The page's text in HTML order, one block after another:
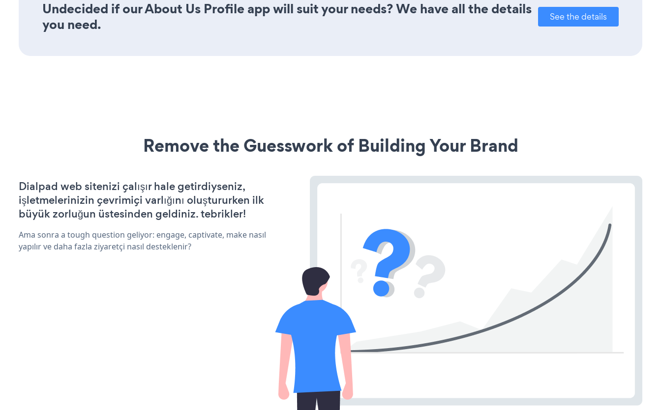
Undecided if our About Us Profile app will suit your needs? We have all the details
you need.
See the details
Remove the Guesswork of Building Your Brand
Dialpad web sitenizi çalışır hale getirdiyseniz,
işletmelerinizin çevrimiçi varlığını oluştururken ilk
büyük zorluğun üstesinden geldiniz. tebrikler!
Ama sonra a tough question geliyor: engage, captivate, make nasıl
yapılır ve daha fazla ziyaretçi nasıl desteklenir?